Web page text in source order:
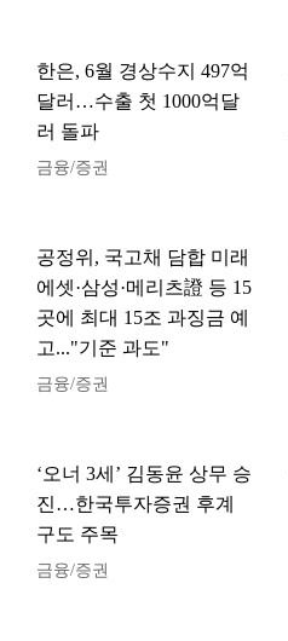
한은, 6월 경상수지 497억
달러…수출 첫 1000억달
러 돌파
금융/증권
공정위, 국고채 담합 미래
에셋·삼성·메리츠證 등 15
곳에 최대 15조 과징금 예
고..."기준 과도"
금융/증권
‘오너 3세’ 김동윤 상무 승
진…한국투자증권 후계
구도 주목
금융/증권